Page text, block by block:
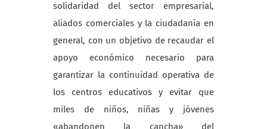
solidaridad del sector empresarial,
aliados comerciales y la ciudadanía en
general, con un objetivo de recaudar el
apoyo económico necesario para
garantizar la continuidad operativa de
los centros educativos y evitar que
miles de niños, niñas y jóvenes
«abandonen la cancha» del